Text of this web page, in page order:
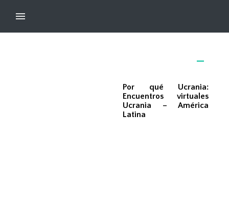
Por qué Ucrania:
Encuentros virtuales
Ucrania – América
Latina